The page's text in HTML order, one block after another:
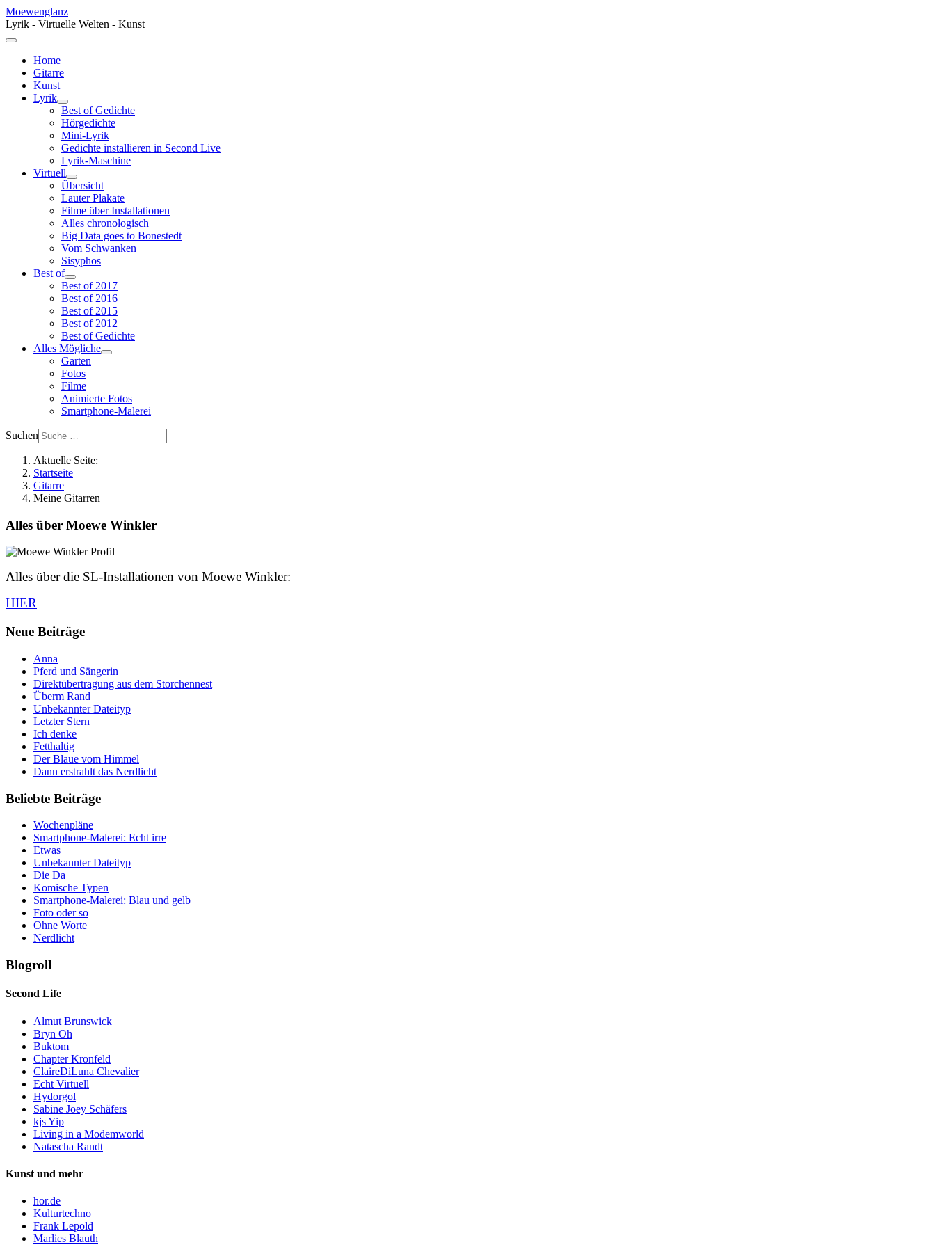
Moewenglanz
Lyrik - Virtuelle Welten - Kunst
Home
Gitarre
Kunst
Lyrik
Best of Gedichte
Hörgedichte
Mini-Lyrik
Gedichte installieren in Second Live
Lyrik-Maschine
Virtuell
Übersicht
Lauter Plakate
Filme über Installationen
Alles chronologisch
Big Data goes to Bonestedt
Vom Schwanken
Sisyphos
Best of
Best of 2017
Best of 2016
Best of 2015
Best of 2012
Best of Gedichte
Alles Mögliche
Garten
Fotos
Filme
Animierte Fotos
Smartphone-Malerei
Suchen
Aktuelle Seite:
Startseite
Gitarre
Meine Gitarren
Alles über Moewe Winkler
Alles über die SL-Installationen von Moewe Winkler:
HIER
Neue Beiträge
Anna
Pferd und Sängerin
Direktübertragung aus dem Storchennest
Überm Rand
Unbekannter Dateityp
Letzter Stern
Ich denke
Fetthaltig
Der Blaue vom Himmel
Dann erstrahlt das Nerdlicht
Beliebte Beiträge
Wochenpläne
Smartphone-Malerei: Echt irre
Etwas
Unbekannter Dateityp
Die Da
Komische Typen
Smartphone-Malerei: Blau und gelb
Foto oder so
Ohne Worte
Nerdlicht
Blogroll
Second Life
Almut Brunswick
Bryn Oh
Buktom
Chapter Kronfeld
ClaireDiLuna Chevalier
Echt Virtuell
Hydorgol
Sabine Joey Schäfers
kjs Yip
Living in a Modemworld
Natascha Randt
Kunst und mehr
hor.de
Kulturtechno
Frank Lepold
Marlies Blauth